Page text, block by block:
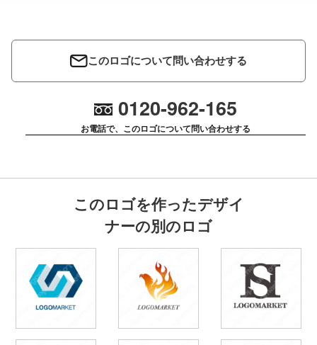
このロゴについて問い合わせする
0120-962-165
お電話で、このロゴについて問い合わせする
このロゴを作ったデザイ
ナーの別のロゴ